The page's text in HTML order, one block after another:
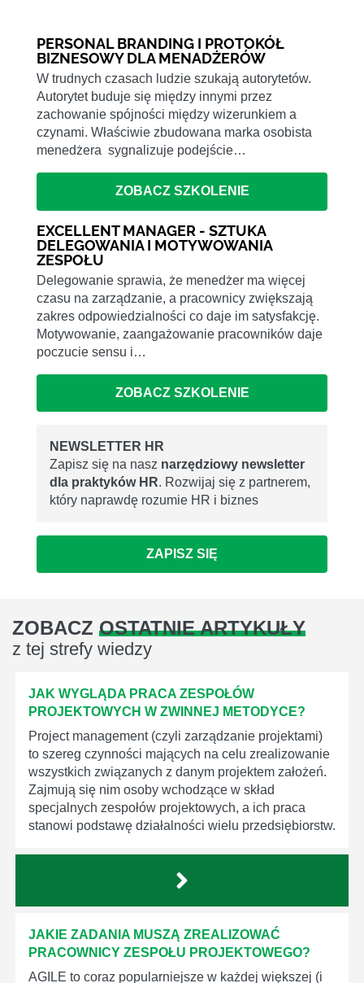
PERSONAL BRANDING I PROTOKÓŁ
BIZNESOWY DLA MENADŻERÓW
W trudnych czasach ludzie szukają autorytetów.
Autorytet buduje się między innymi przez
zachowanie spójności między wizerunkiem a
czynami. Właściwie zbudowana marka osobista
menedżera sygnalizuje podejście…
ZOBACZ SZKOLENIE
EXCELLENT MANAGER - SZTUKA
DELEGOWANIA I MOTYWOWANIA
ZESPOŁU
Delegowanie sprawia, że menedżer ma więcej
czasu na zarządzanie, a pracownicy zwiększają
zakres odpowiedzialności co daje im satysfakcję.
Motywowanie, zaangażowanie pracowników daje
poczucie sensu i…
ZOBACZ SZKOLENIE
NEWSLETTER HR
Zapisz się na nasz narzędziowy newsletter
dla praktyków HR. Rozwijaj się z partnerem,
który naprawdę rozumie HR i biznes
ZAPISZ SIĘ
ZOBACZ OSTATNIE ARTYKUŁY
z tej strefy wiedzy
JAK WYGLĄDA PRACA ZESPOŁÓW
PROJEKTOWYCH W ZWINNEJ METODYCE?
Project management (czyli zarządzanie projektami)
to szereg czynności mających na celu zrealizowanie
wszystkich związanych z danym projektem założeń.
Zajmują się nim osoby wchodzące w skład
specjalnych zespołów projektowych, a ich praca
stanowi podstawę działalności wielu przedsiębiorstw.
JAKIE ZADANIA MUSZĄ ZREALIZOWAĆ
PRACOWNICY ZESPOŁU PROJEKTOWEGO?
AGILE to coraz popularniejsze w każdej większej (i